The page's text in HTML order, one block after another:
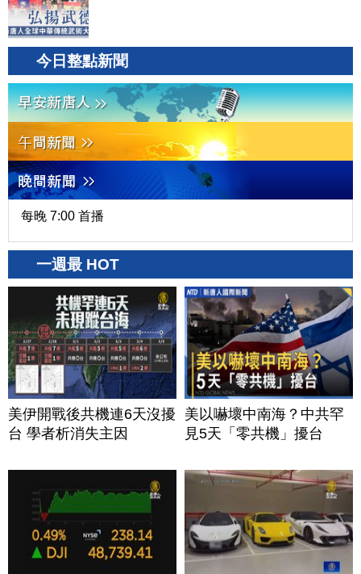
今日整點新聞
每晚 7:00 首播
一週最 HOT
美伊開戰後共機連6天沒擾
台 學者析消失主因
美以嚇壞中南海？中共罕
見5天「零共機」擾台